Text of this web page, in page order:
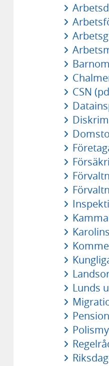
CSN
Lunds